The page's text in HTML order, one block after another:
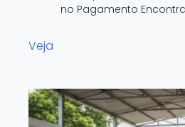
no Pagamento
Veja